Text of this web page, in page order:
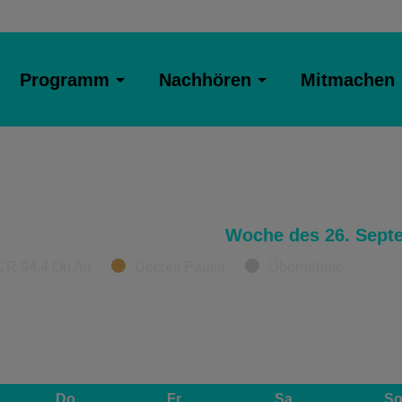
Programm Nachhören Mitmachen
Woche des 26.